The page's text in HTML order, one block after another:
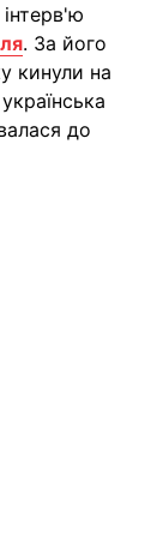
. За його
кинули на
до